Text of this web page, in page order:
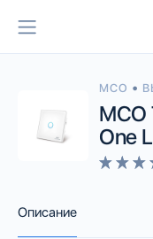
MCO •
MCO
One
Описание